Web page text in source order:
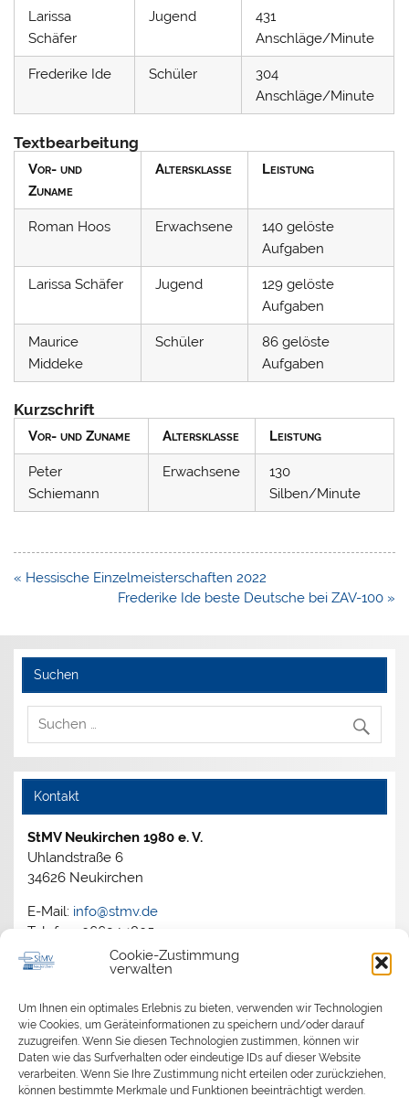
Cookie-Zustimmung
verwalten
Um Ihnen ein optimales Erlebnis zu bieten, verwenden wir Technologien
wie Cookies, um Geräteinformationen zu speichern und/oder darauf
zuzugreifen. Wenn Sie diesen Technologien zustimmen, können wir
Daten wie das Surfverhalten oder eindeutige IDs auf dieser Website
verarbeiten. Wenn Sie Ihre Zustimmung nicht erteilen oder zurückziehen,
können bestimmte Merkmale und Funktionen beeinträchtigt werden.
Larissa
Schäfer
Jugend
431
Anschläge/Minute
Frederike Ide Schüler
304
Anschläge/Minute
Textbearbeitung
Vor- und
Zuname
Altersklasse Leistung
Roman Hoos Erwachsene
140 gelöste
Aufgaben
Larissa Schäfer Jugend
129 gelöste
Aufgaben
Maurice
Middeke
Schüler
86 gelöste
Aufgaben
Kurzschrift
Vor- und Zuname Altersklasse Leistung
Peter
Schiemann
Erwachsene
130
Silben/Minute
Beitragsnavigation
« Hessische Einzelmeisterschaften 2022
Frederike Ide beste Deutsche bei ZAV-100 »
Suchen
Kontakt
StMV Neukirchen 1980 e. V.
Uhlandstraße 6
34626 Neukirchen
E-Mail: info@stmv.de
Telefon: 06694 1805
Archiv
2026
2025
2024